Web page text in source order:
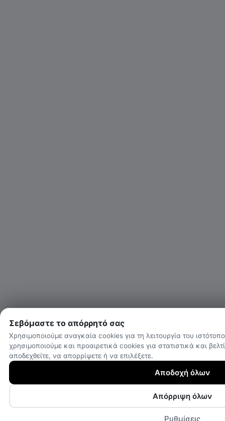
Σεβόμαστε το απόρρητό σας
Χρησιμοποιούμε αναγκαία cookies για τη λειτουργία του
χρησιμοποιούμε και προαιρετικά cookies για στατιστικά και
αποδεχθείτε, να απορρίψετε ή να επιλέξετε.
Αποδοχή όλων
Απόρριψη όλων
Ρυθμίσεις